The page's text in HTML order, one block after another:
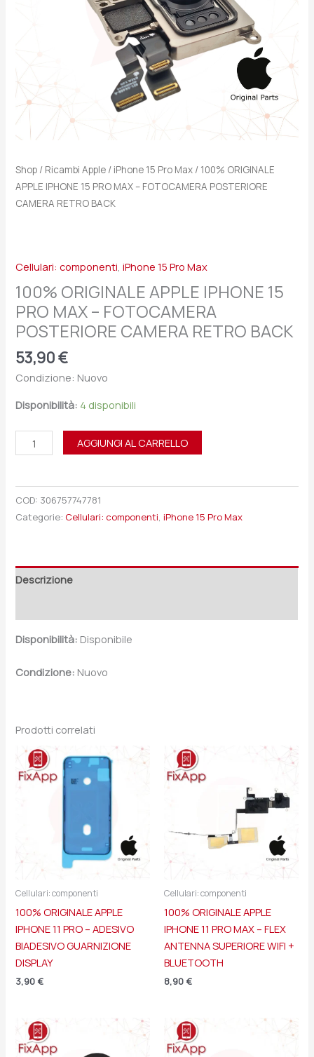
Shop / Ricambi Apple / iPhone 15 Pro Max / 100% ORIGINALE
APPLE IPHONE 15 PRO MAX – FOTOCAMERA POSTERIORE
CAMERA RETRO BACK
Cellulari: componenti,iPhone 15 Pro Max
100% ORIGINALE APPLE IPHONE 15
PRO MAX – FOTOCAMERA
POSTERIORE CAMERA RETRO BACK
53,90€
Condizione: Nuovo
Disponibilità: 4 disponibili
quantità
AGGIUNGI AL CARRELLO
COD: 306757747781
Categorie: Cellulari: componenti,iPhone 15 Pro Max
Descrizione
Disponibilità: Disponibile
Condizione: Nuovo
Prodotti correlati
Cellulari: componenti
100% ORIGINALE APPLE
IPHONE 11 PRO – ADESIVO
BIADESIVO GUARNIZIONE
DISPLAY
3,90 €
Cellulari: componenti
100% ORIGINALE APPLE
IPHONE 11 PRO MAX – FLEX
ANTENNA SUPERIORE WIFI +
BLUETOOTH
8,90 €